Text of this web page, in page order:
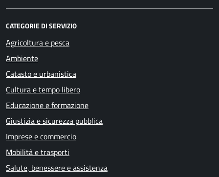
CATEGORIE DI SERVIZIO
Agricoltura e pesca
Ambiente
Catasto e urbanistica
Cultura e tempo libero
Educazione e formazione
Giustizia e sicurezza pubblica
Imprese e commercio
Mobilità e trasporti
Salute, benessere e assistenza